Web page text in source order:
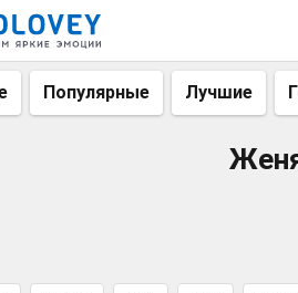
Популярные Лучшие